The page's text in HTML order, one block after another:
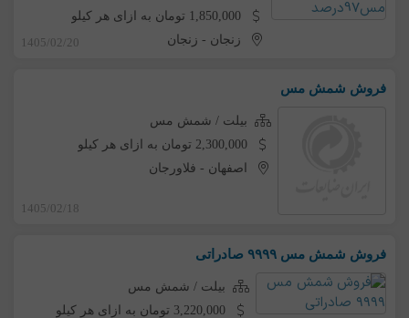
1,850,000 تومان به ازای هر کیلو
زنجان - زنجان 1405/02/20
فروش شمش مس
بیلت / شمش مس
2,300,000 تومان به ازای هر کیلو
اصفهان - فلاورجان
1405/02/18
فروش شمش مس ۹۹۹۹ صادراتی
بیلت / شمش مس
3,220,000 تومان به ازای هر کیلو